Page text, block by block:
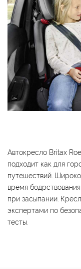
Автокресло Britax
подходит как для
путешествий.
время
при засыпании.
экспертами по
тесты.